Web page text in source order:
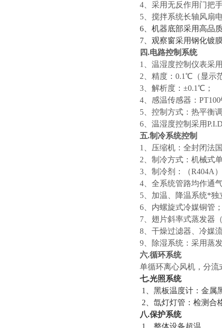
4、采用无反作用门把
5、搅拌系统长轴风扇
6、机器底部采用高品
7、观察窗采用钢化镀
四.电路控制系统
1、温湿度控制仪表采
2、精度：0.1℃（显示
3、解析度：±0.1℃；
4、感温传感器：
5、控制方式：热平衡
6、温湿度控制采用
五.制冷系统控制
1、压缩机：全封闭法
2、制冷方式：机械式
3、制冷剂：（R404A
4、全系统管路均作通
5、加温、降温系统*独
6、内螺旋式冷媒铜管
7、翅片斜率式蒸发器
8、干燥过滤器、冷媒
9、除湿系统：采用蒸
六.循环系统
单循环离心风机，分流
七.光照系统
1、黑板温度计：金属
2、氙灯灯管：检测合
八.保护系统
1、整体设备超温